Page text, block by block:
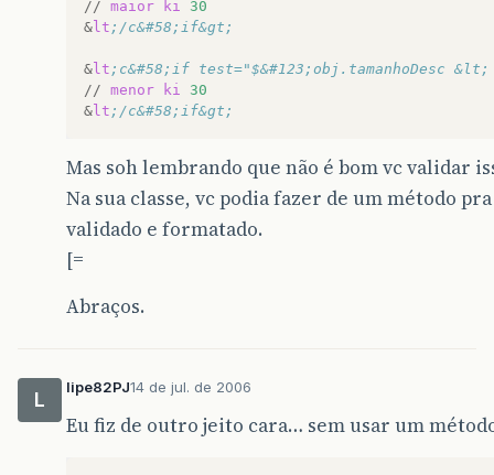
// maior ki
30
& lt ;/c&#58;if&gt;
& lt ;c&#58;if test="$&#123;obj.tamanhoDesc
// menor ki
30
& lt ;/c&#58;if&gt;
Mas soh lembrando que não é bom vc validar
Na sua classe, vc podia fazer de um método
validado e formatado.
[=
Abraços.
L
lipe82PJ14 de jul. de 2006
Eu fiz de outro jeito cara… sem usar um